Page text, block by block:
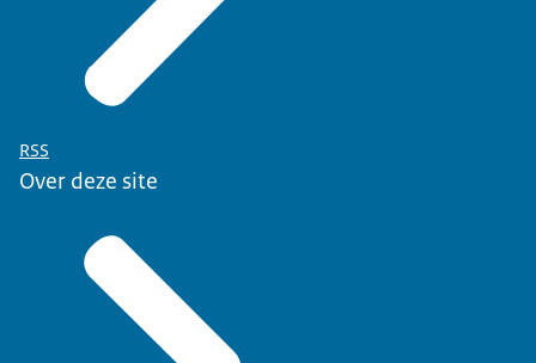
RSS
Over deze site